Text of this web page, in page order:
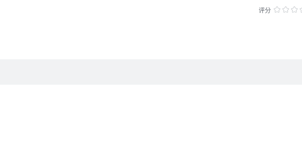
充实。在照顾弟弟的过程中，拓也渐渐领悟了家庭的意义，同时，失去母亲的伤痛，也随着时
评分